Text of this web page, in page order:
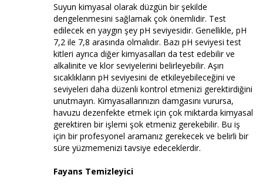
Suyun kimyasal olarak düzgün bir şekilde
dengelenmesini sağlamak çok önemlidir. Test
edilecek en yaygın şey pH seviyesidir. Genellikle, pH
7,2 ile 7,8 arasında olmalıdır. Bazı pH seviyesi test
kitleri ayrıca diğer kimyasalları da test edebilir ve
alkalinite ve klor seviyelerini belirleyebilir. Aşırı
sıcaklıkların pH seviyesini de etkileyebileceğini ve
seviyeleri daha düzenli kontrol etmenizi gerektirdiğini
unutmayın. Kimyasallarınızın damgasını vurursa,
havuzu dezenfekte etmek için çok miktarda kimyasal
gerektiren bir işlemi şok etmeniz gerekebilir. Bu iş
için bir profesyonel aramanız gerekecek ve belirli bir
süre yüzmemenizi tavsiye edeceklerdir.
Fayans Temizleyici